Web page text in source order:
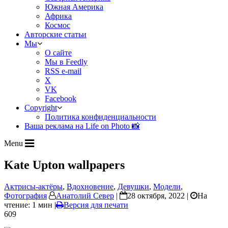
Южная Америка
Африка
Космос
Авторские статьи
Мы
О сайте
Мы в Feedly
RSS e-mail
X
VK
Facebook
Copyright
Политика конфиденциальности
Ваша реклама на Life on Photo 📸
Menu
Kate Upton wallpapers
Актрисы-актёры, Вдохновение, Девушки, Модели,
Фотография
Анатолий Север | 28 октября, 2022 |
На
чтение: 1 мин |
Версия для печати
609